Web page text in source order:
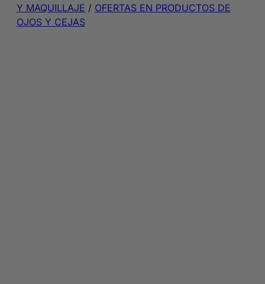
Y MAQUILLAJE / OFERTAS EN PRODUCTOS DE
OJOS Y CEJAS